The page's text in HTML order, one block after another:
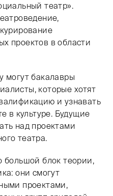
театр».
проектов в области
могут бакалавры
которые хотят
и узнавать
в культуре. Будущие
над проектами
театра.
большой блок теории,
они смогут
проектами,